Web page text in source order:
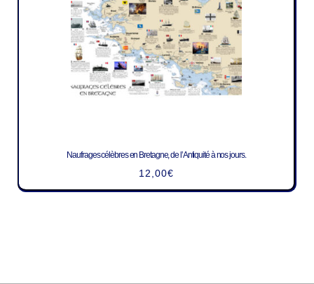
Naufrages célèbres en Bretagne, de l’Antiquité à nos jours.
12,00€